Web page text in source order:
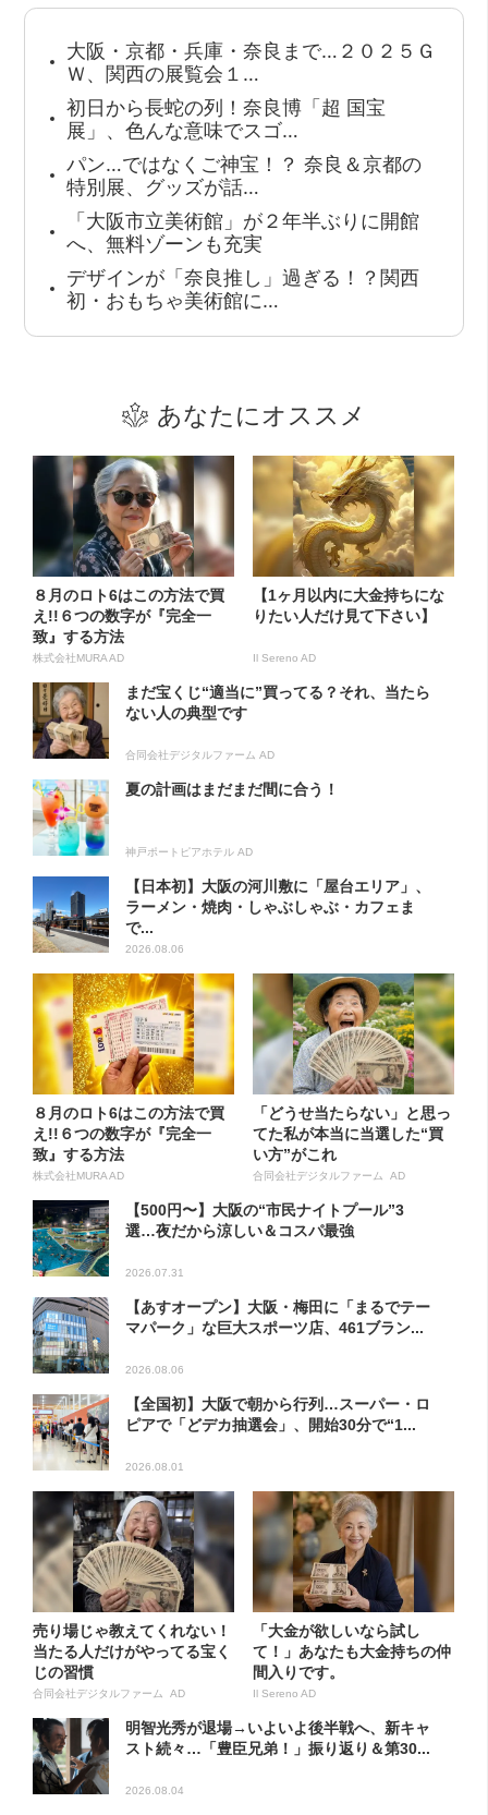
大阪・京都・兵庫・奈良まで…２０２５Ｇ
Ｗ、関西の展覧会１…
初日から長蛇の列！奈良博「超 国宝
展」、色んな意味でスゴ…
パン…ではなくご神宝！？ 奈良＆京都の
特別展、グッズが話…
「大阪市立美術館」が２年半ぶりに開館
へ、無料ゾーンも充実
デザインが「奈良推し」過ぎる！？関西
初・おもちゃ美術館に…
あなたにオススメ
８月のロト6はこの方法で買
え!!６つの数字が『完全一
致』する方法
株式会社MURA AD
【1ヶ月以内に大金持ちにな
りたい人だけ見て下さい】
Il Sereno AD
まだ宝くじ“適当に”買ってる？それ、当たら
ない人の典型です
合同会社デジタルファーム AD
夏の計画はまだまだ間に合う！
神戸ポートピアホテル AD
【日本初】大阪の河川敷に「屋台エリア」、
ラーメン・焼肉・しゃぶしゃぶ・カフェま
で...
2026.08.06
８月のロト6はこの方法で買
え!!６つの数字が『完全一
致』する方法
株式会社MURA AD
「どうせ当たらない」と思っ
てた私が本当に当選した“買
い方”がこれ
合同会社デジタルファーム AD
【500円〜】大阪の“市民ナイトプール”3
選…夜だから涼しい＆コスパ最強
2026.07.31
【あすオープン】大阪・梅田に「まるでテー
マパーク」な巨大スポーツ店、461ブラン...
2026.08.06
【全国初】大阪で朝から行列…スーパー・ロ
ピアで「どデカ抽選会」、開始30分で“1...
2026.08.01
売り場じゃ教えてくれない！
当たる人だけがやってる宝く
じの習慣
合同会社デジタルファーム AD
「大金が欲しいなら試し
て！」あなたも大金持ちの仲
間入りです。
Il Sereno AD
明智光秀が退場→いよいよ後半戦へ、新キャ
スト続々…「豊臣兄弟！」振り返り＆第30...
2026.08.04